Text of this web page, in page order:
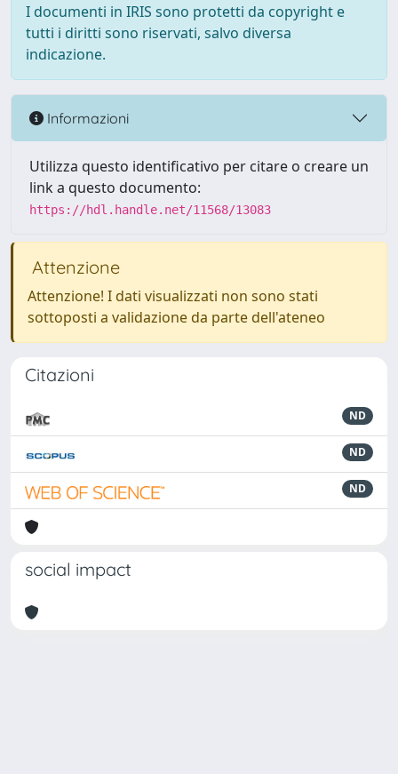
I documenti in IRIS sono protetti da copyright e
tutti i diritti sono riservati, salvo diversa
indicazione.
Informazioni
Utilizza questo identificativo per citare o creare un
link a questo documento:
https://hdl.handle.net/11568/13083
Attenzione
Attenzione! I dati visualizzati non sono stati
sottoposti a validazione da parte dell'ateneo
Citazioni
ND
ND
ND
social impact